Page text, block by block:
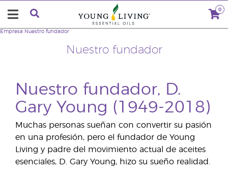
0
Nuestro fundador
Empresa Nuestro fundador
Nuestro fundador, D.
Gary Young (1949-2018)
Muchas personas sueñan con convertir su pasión
en una profesión, pero el fundador de Young
Living y padre del movimiento actual de aceites
esenciales, D. Gary Young, hizo su sueño realidad.